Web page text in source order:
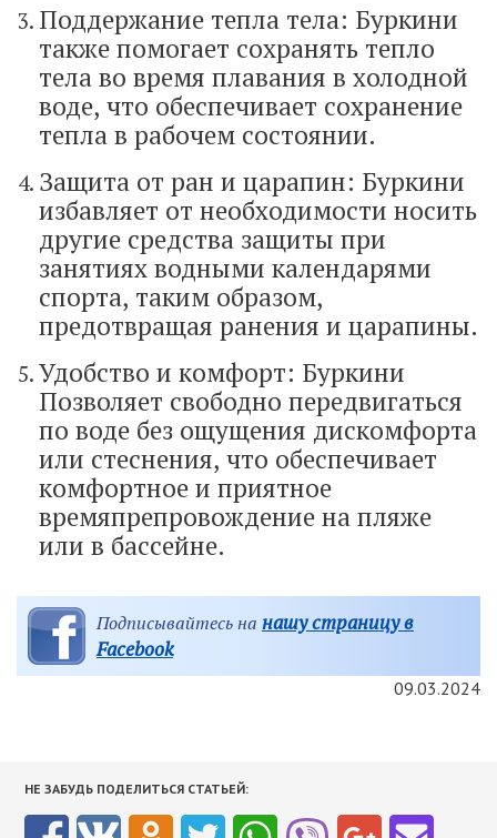
Поддержание тепла тела: Буркини
также помогает сохранять тепло
тела во время плавания в холодной
воде, что обеспечивает сохранение
тепла в рабочем состоянии.
Защита от ран и царапин: Буркини
избавляет от необходимости носить
другие средства защиты при
занятиях водными календарями
спорта, таким образом,
предотвращая ранения и царапины.
Удобство и комфорт: Буркини
Позволяет свободно передвигаться
по воде без ощущения дискомфорта
или стеснения, что обеспечивает
комфортное и приятное
времяпрепровождение на пляже
или в бассейне.
Подписывайтесь на нашу страницу в
Facebook
09.03.2024
НЕ ЗАБУДЬ ПОДЕЛИТЬСЯ СТАТЬЕЙ: